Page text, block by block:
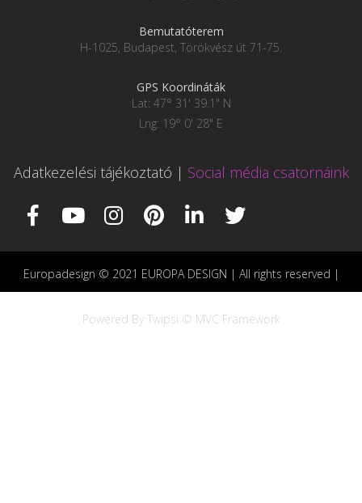
Bemutatóterem
H-1025, Budapest, Törökvész út 71-75.
GPS Koordináták
Lat: 47° 31' 39.1" N
Lng: 19° 0' 28" E
Adatkezelési tájékoztató | Social média csatornáink
Europadesign © 2021 EUROPA DESIGN | All rights reserved |
Powered By Twipsi © MVC Framework